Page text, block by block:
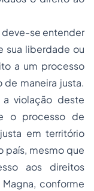
se entender
sua liberdade ou
a um processo
maneira justa.
violação deste
o processo de
em território
país, mesmo que
aos direitos
conforme